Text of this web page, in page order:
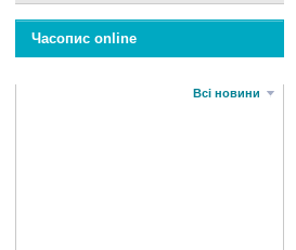
Часопис online
Всі новини